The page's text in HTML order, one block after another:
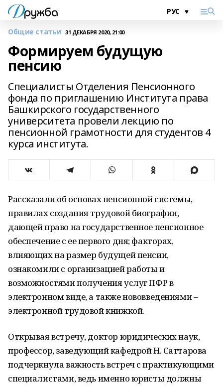
Общие статьи 31 ДЕКАБРЯ 2020, 21:00
Формируем будущую
пенсию
Специалисты Отделения Пенсионного
фонда по приглашению Института права
Башкирского государственного
университета провели лекцию по
пенсионной грамотности для студентов 4
курса института.
Рассказали об основах пенсионной системы,
правилах создания трудовой биографии,
дающей право на государственное пенсионное
обеспечение с ее первого дня; факторах,
влияющих на размер будущей пенсии,
ознакомили с организацией работы и
возможностями получения услуг ПФР в
электронном виде, а также нововведениями –
электронной трудовой книжкой.
Открывая встречу, доктор юридических наук,
профессор, заведующий кафедрой Н. Саттарова
подчеркнула важность встреч с практикующими
специалистами, ведь именно юристы должны